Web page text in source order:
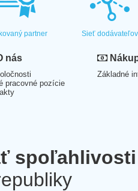
partner Sieť dodávateľov
nás
pracovné pozície
Základné
spoľahlivosti